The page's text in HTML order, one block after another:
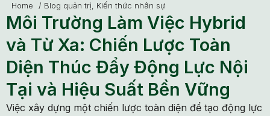
Home / Blog quản trị, Kiến thức nhân sự
Môi Trường Làm Việc Hybrid
và Từ Xa: Chiến Lược Toàn
Diện Thúc Đẩy Động Lực Nội
Tại và Hiệu Suất Bền Vững
Việc xây dựng một chiến lược toàn diện để tạo động lực